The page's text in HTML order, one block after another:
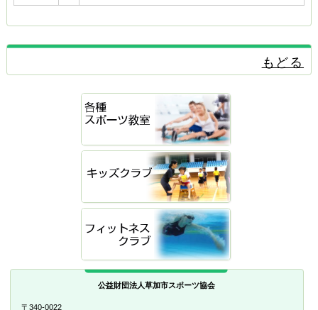
もどる
公益財団法人草加市スポーツ協会
〒340-0022